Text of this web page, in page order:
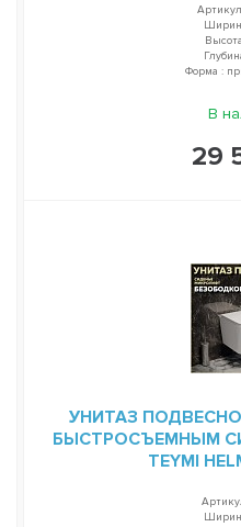
Форма :
В
29
УНИТАЗ
БЫСТРОСЪЕМНЫМ
TEYMI